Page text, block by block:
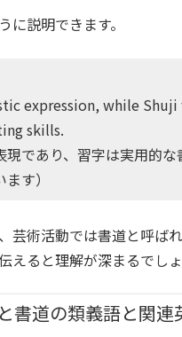
に説明できます。
expression, while Shuji
skills.
現であり、習字は実用的
す）
芸術活動では書道と呼ば
えると理解が深まるでしょ
書道の類義語と関連